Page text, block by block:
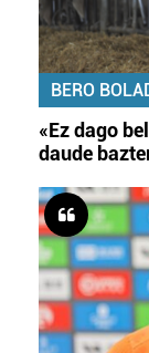
BERO
«Ez dago
daude